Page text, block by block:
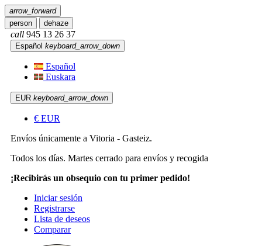
arrow_forward
person
dehaze
call 945 13 26 37
Español keyboard_arrow_down
Español
Euskara
EUR keyboard_arrow_down
€ EUR
Envíos únicamente a Vitoria - Gasteiz.
Todos los días. Martes cerrado para envíos y recogida
¡Recibirás un obsequio con tu primer pedido!
Iniciar sesión
Registrarse
Lista de deseos
Comparar